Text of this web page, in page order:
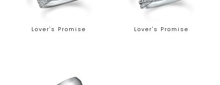
Lover's Promise Lover's Promise